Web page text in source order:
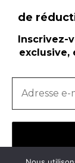
de
Inscrivez-
exclusive,
Contact
© 2026Auxilium-